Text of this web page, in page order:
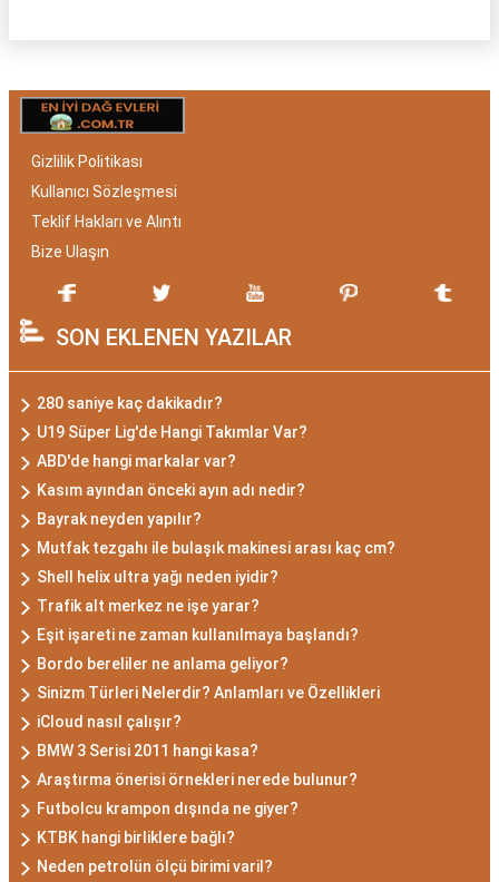
Gizlilik Politikası
Kullanıcı Sözleşmesi
Teklif Hakları ve Alıntı
Bize Ulaşın
SON EKLENEN YAZILAR
280 saniye kaç dakikadır?
U19 Süper Lig'de Hangi Takımlar Var?
ABD'de hangi markalar var?
Kasım ayından önceki ayın adı nedir?
Bayrak neyden yapılır?
Mutfak tezgahı ile bulaşık makinesi arası kaç cm?
Shell helix ultra yağı neden iyidir?
Trafik alt merkez ne işe yarar?
Eşit işareti ne zaman kullanılmaya başlandı?
Bordo bereliler ne anlama geliyor?
Sinizm Türleri Nelerdir? Anlamları ve Özellikleri
iCloud nasıl çalışır?
BMW 3 Serisi 2011 hangi kasa?
Araştırma önerisi örnekleri nerede bulunur?
Futbolcu krampon dışında ne giyer?
KTBK hangi birliklere bağlı?
Neden petrolün ölçü birimi varil?